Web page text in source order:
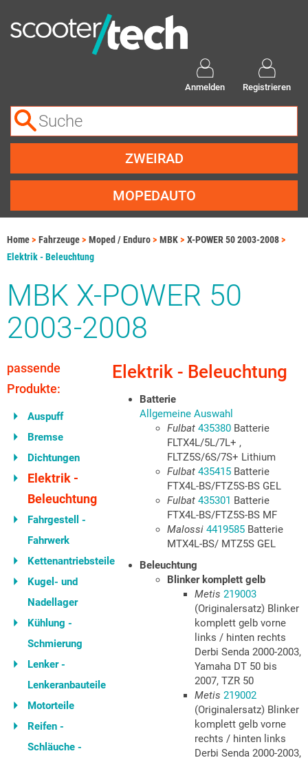
Anmelden Registrieren
ZWEIRAD
MOPEDAUTO
Home Fahrzeuge Moped / Enduro MBK
X-POWER 50 2003-2008
Elektrik - Beleuchtung
MBK X-POWER 50
2003-2008
passende
Produkte:
Auspuff
Bremse
Dichtungen
Elektrik -
Beleuchtung
Fahrgestell -
Fahrwerk
Kettenantriebsteile
Kugel- und
Nadellager
Kühlung -
Schmierung
Lenker -
Lenkeranbauteile
Motorteile
Reifen -
Schläuche -
Elektrik - Beleuchtung
Batterie
Allgemeine Auswahl
Fulbat 435380Batterie
FLTX4L/5L/7L+ ,
FLTZ5S/6S/7S+ Lithium
Fulbat 435415Batterie
FTX4L-BS/FTZ5S-BS GEL
Fulbat 435301 Batterie
FTX4L-BS/FTZ5S-BS MF
Malossi 4419585Batterie
MTX4L-BS/ MTZ5S GEL
Beleuchtung
Blinker komplett gelb
Metis 219003
(Originalersatz) Blinker
komplett gelb vorne
links / hinten rechts
Derbi Senda 2000-2003,
Yamaha DT 50 bis
2007, TZR 50
Metis 219002
(Originalersatz) Blinker
komplett gelb vorne
rechts / hinten links
Derbi Senda 2000-2003,